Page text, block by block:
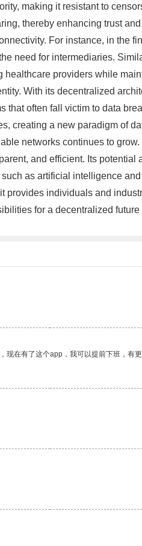
making it resistant to
thereby enhancing trust
For instance, in the
need for intermediaries.
providers while
With its decentralized
often fall victim to data
creating a new paradigm of
networks continues to
and efficient. Its
as artificial intelligence
individuals and
for a decentralized
在有了这个app，我可以提前下班，有更